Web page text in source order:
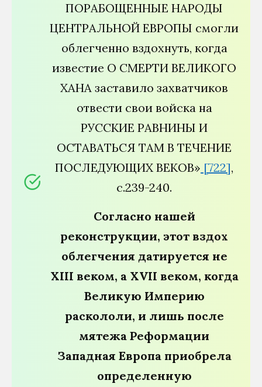
ПОРАБОЩЕННЫЕ НАРОДЫ
ЦЕНТРАЛЬНОЙ ЕВРОПЫ смогли
облегченно вздохнуть, когда
известие О СМЕРТИ ВЕЛИКОГО
ХАНА заставило захватчиков
отвести свои войска на
РУССКИЕ РАВНИНЫ И
ОСТАВАТЬСЯ ТАМ В ТЕЧЕНИЕ
ПОСЛЕДУЮЩИХ ВЕКОВ» [722],
с.239-240.
Согласно нашей
реконструкции, этот вздох
облегчения датируется не
XIII веком, а XVII веком, когда
Великую Империю
раскололи, и лишь после
мятежа Реформации
Западная Европа приобрела
определенную